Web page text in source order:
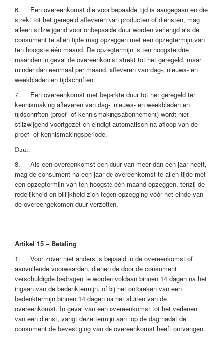
6. Een overeenkomst die voor bepaalde tijd is aangegaan en die
strekt tot het geregeld afleveren van producten of diensten, mag
alleen stilzwijgend voor onbepaalde duur worden verlengd als de
consument te allen tijde mag opzeggen met een opzegtermijn van
ten hoogste één maand. De opzegtermijn is ten hoogste drie
maanden in geval de overeenkomst strekt tot het geregeld, maar
minder dan eenmaal per maand, afleveren van dag-, nieuws- en
weekbladen en tijdschriften.
7. Een overeenkomst met beperkte duur tot het geregeld ter
kennismaking afleveren van dag-, nieuws- en weekbladen en
tijdschriften (proef- of kennismakingsabonnement) wordt niet
stilzwijgend voortgezet en eindigt automatisch na afloop van de
proef- of kennismakingsperiode.
Duur:
8. Als een overeenkomst een duur van meer dan een jaar heeft,
mag de consument na een jaar de overeenkomst te allen tijde met
een opzegtermijn van ten hoogste één maand opzeggen, tenzij de
redelijkheid en billijkheid zich tegen opzegging vóór het einde van
de overeengekomen duur verzetten.
Artikel 15 – Betaling
1. Voor zover niet anders is bepaald in de overeenkomst of
aanvullende voorwaarden, dienen de door de consument
verschuldigde bedragen te worden voldaan binnen 14 dagen na het
ingaan van de bedenktermijn, of bij het ontbreken van een
bedenktermijn binnen 14 dagen na het sluiten van de
overeenkomst. In geval van een overeenkomst tot het verlenen
van een dienst, vangt deze termijn aan op de dag nadat de
consument de bevestiging van de overeenkomst heeft ontvangen.